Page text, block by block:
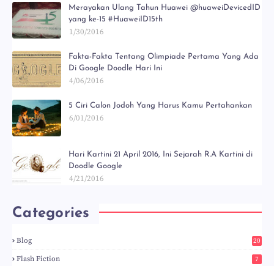
Merayakan Ulang Tahun Huawei @huaweiDevicedID
yang ke-15 #HuaweiID15th
1/30/2016
Fakta-Fakta Tentang Olimpiade Pertama Yang Ada
Di Google Doodle Hari Ini
4/06/2016
5 Ciri Calon Jodoh Yang Harus Kamu Pertahankan
6/01/2016
Hari Kartini 21 April 2016, Ini Sejarah R.A Kartini di
Doodle Google
4/21/2016
Categories
Blog
20
Flash Fiction 7